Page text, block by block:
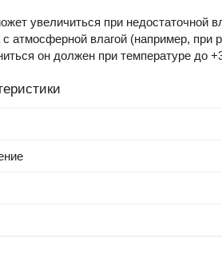
увеличиться при недостаточной
с атмосферной влагой (например, при
он должен при температуре до